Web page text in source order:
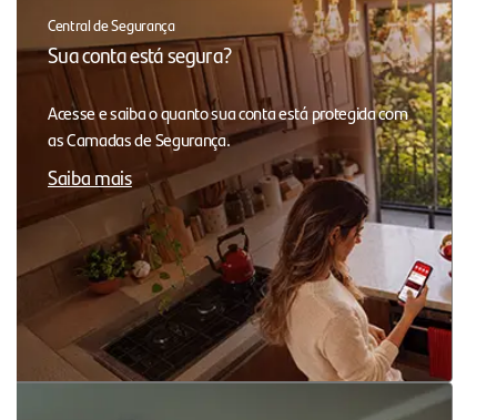
Central de Segurança
Sua conta está segura?
Acesse e saiba o quanto sua conta está protegida com
as Camadas de Segurança.
Saiba mais